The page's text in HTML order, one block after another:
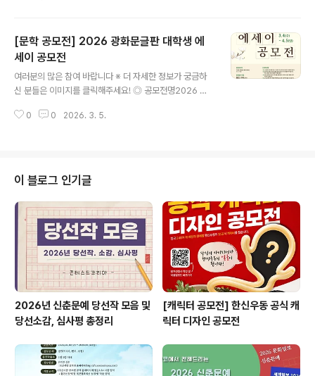
에 함께해 주세요. ◎ 모집 분야부문 중 택 1 (분야 중복 투
고 불가능)◾ 200자 원고지 80매 내외 단편소설 (3편) /
접수신청서 및 자기확인서◾ 200자 원고지 300매 내외
중단편 소설 (1편) / 접수신청서 및 자기확인서 / 시놉시스
로맨스, 판타지 등 전 장르 투고 가능 * 제출방식- 접..
[문학 공모전] 2026 광화문글판 대학생 에
세이 공모전
여러분의 많은 참여 바랍니다 ※ 더 자세한 정보가 궁금하
신 분들은 이미지를 클릭해주세요! ◎ 공모전명2026 광
(원) 재학•휴학생※ 1인 1작품 ◎ 접수기간2026. 3.4(수)
개 > 광화문글판 > 에세이 공모- 회원 로그인 또는 참여자
정보 입력 후 접수URL : https://www.kyobo.com/dg
t/web/company-introduction/gwanghwamun-te
xt-board/collegian-contest-exhibit-guide..
0 0 2026. 3. 5.
이 블로그 인기글
2026년 신춘문예 당선작 모음 및
당선소감, 심사평 총정리
[캐릭터 공모전] 한신우동 공식 캐
릭터 디자인 공모전